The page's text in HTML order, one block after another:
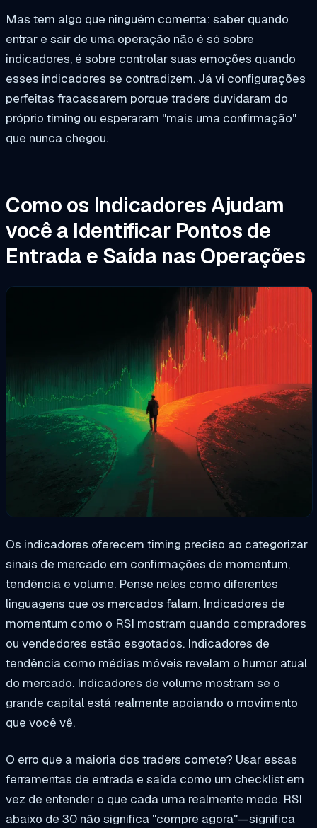
Mas tem algo que ninguém comenta: saber quando
entrar e sair de uma operação não é só sobre
indicadores, é sobre controlar suas emoções quando
esses indicadores se contradizem. Já vi configurações
perfeitas fracassarem porque traders duvidaram do
próprio timing ou esperaram "mais uma confirmação"
que nunca chegou.
Como os Indicadores Ajudam
você a Identificar Pontos de
Entrada e Saída nas Operações
Os indicadores oferecem timing preciso ao categorizar
sinais de mercado em confirmações de momentum,
tendência e volume. Pense neles como diferentes
linguagens que os mercados falam. Indicadores de
momentum como o RSI mostram quando compradores
ou vendedores estão esgotados. Indicadores de
tendência como médias móveis revelam o humor atual
do mercado. Indicadores de volume mostram se o
grande capital está realmente apoiando o movimento
que você vê.
O erro que a maioria dos traders comete? Usar essas
ferramentas de entrada e saída como um checklist em
vez de entender o que cada uma realmente mede. RSI
abaixo de 30 não significa "compre agora"—significa